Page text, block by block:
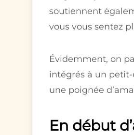
soutiennent
vous vous sentez
Évidemment, on
intégrés à un
une poignée
En début